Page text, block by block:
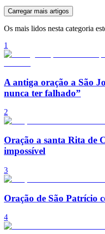
Carregar mais artigos
Os mais lidos nesta categoria
1
A antiga oração a São
nunca ter falhado”
2
Oração a santa Rita de
impossível
3
Oração de São Patrício
4